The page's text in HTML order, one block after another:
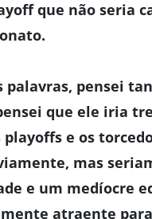
que não seria
palavras, pensei
que ele iria
playoffs e os
mas
e um medíocre
atraente